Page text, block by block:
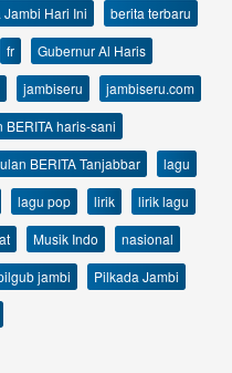
Jambi Hari Ini
berita terbaru
fr
Gubernur Al Haris
jambiseru
jambiseru.com
BERITA haris-sani
BERITA Tanjabbar
lagu
lagu pop lirik
lirik lagu
Musik Indo
nasional
jambi
Pilkada Jambi